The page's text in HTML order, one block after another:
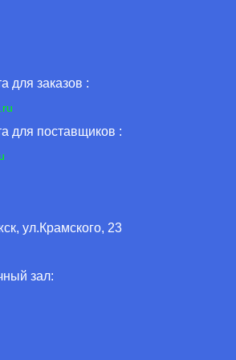
для заказов :
для поставщиков :
ул.Крамского, 23
зал: